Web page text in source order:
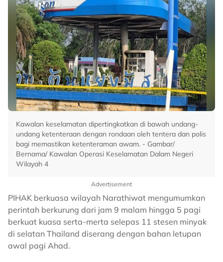
Kawalan keselamatan dipertingkatkan di bawah undang-
undang ketenteraan dengan rondaan oleh tentera dan polis
bagi memastikan ketenteraman awam. - Gambar/
Bernama/ Kawalan Operasi Keselamatan Dalam Negeri
Wilayah 4
Advertisement
PIHAK berkuasa wilayah Narathiwat mengumumkan
perintah berkurung dari jam 9 malam hingga 5 pagi
berkuat kuasa serta-merta selepas 11 stesen minyak
di selatan Thailand diserang dengan bahan letupan
awal pagi Ahad.